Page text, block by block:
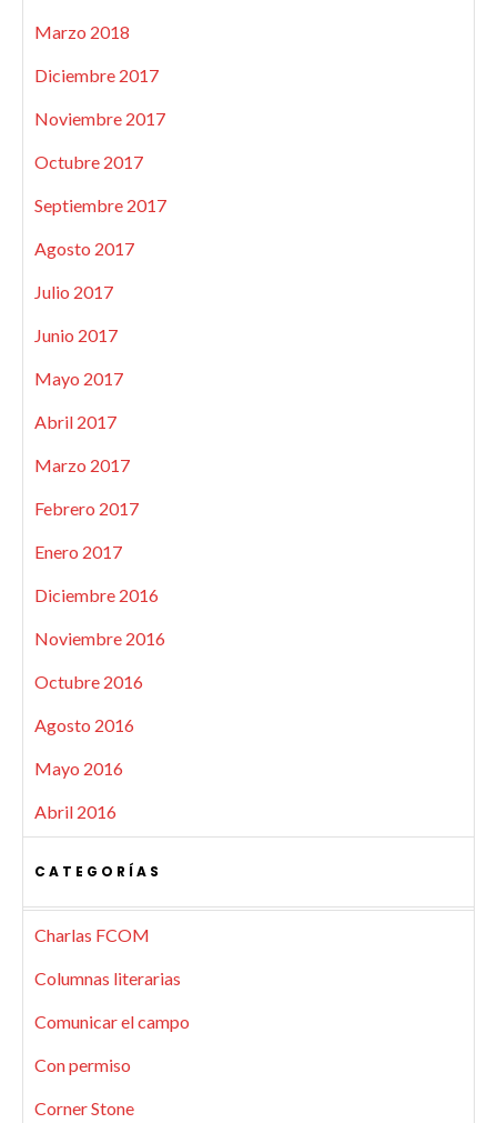
Marzo 2018
Diciembre 2017
Noviembre 2017
Octubre 2017
Septiembre 2017
Agosto 2017
Julio 2017
Junio 2017
Mayo 2017
Abril 2017
Marzo 2017
Febrero 2017
Enero 2017
Diciembre 2016
Noviembre 2016
Octubre 2016
Agosto 2016
Mayo 2016
Abril 2016
CATEGORÍAS
Charlas FCOM
Columnas literarias
Comunicar el campo
Con permiso
Corner Stone